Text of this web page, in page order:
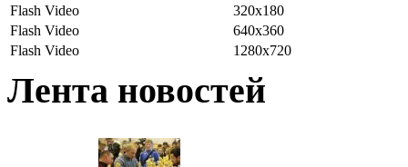
Flash Video
320x180
Flash Video
640x360
Flash Video
1280x720
Лента новостей